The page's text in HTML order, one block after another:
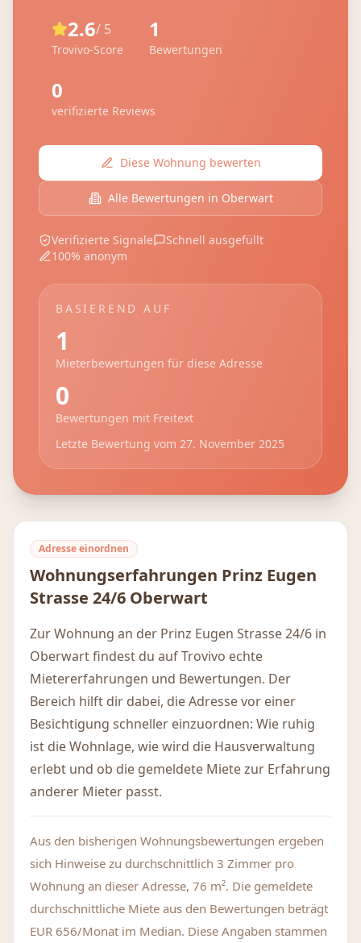
2.6/ 5
Trovivo-Score
1
Bewertungen
0
verifizierte Reviews
Diese Wohnung bewerten
Alle Bewertungen in Oberwart
Verifizierte Signale
Schnell ausgefüllt
100% anonym
BASIEREND AUF
1
Mieterbewertungen für diese Adresse
0
Bewertungen mit Freitext
Letzte Bewertung vom 27. November 2025
Adresse einordnen
Wohnungserfahrungen Prinz Eugen
Strasse 24/6 Oberwart
Zur Wohnung an der Prinz Eugen Strasse 24/6 in
Oberwart findest du auf Trovivo echte
Mietererfahrungen und Bewertungen. Der
Bereich hilft dir dabei, die Adresse vor einer
Besichtigung schneller einzuordnen: Wie ruhig
ist die Wohnlage, wie wird die Hausverwaltung
erlebt und ob die gemeldete Miete zur Erfahrung
anderer Mieter passt.
Aus den bisherigen Wohnungsbewertungen ergeben
sich Hinweise zu durchschnittlich 3 Zimmer pro
Wohnung an dieser Adresse, 76 m². Die gemeldete
durchschnittliche Miete aus den Bewertungen beträgt
EUR 656/Monat im Median. Diese Angaben stammen